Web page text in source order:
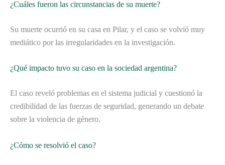
¿Cuáles fueron las circunstancias de su muerte?
Su muerte ocurrió en su casa en Pilar, y el caso se volvió muy
mediático por las irregularidades en la investigación.
¿Qué impacto tuvo su caso en la sociedad argentina?
El caso reveló problemas en el sistema judicial y cuestionó la
credibilidad de las fuerzas de seguridad, generando un debate
sobre la violencia de género.
¿Cómo se resolvió el caso?